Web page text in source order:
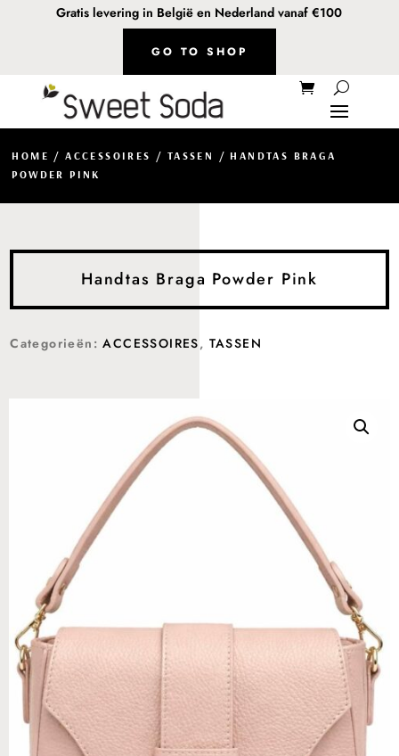
Gratis levering in België en Nederland vanaf €100
GO TO SHOP
HOME /ACCESSOIRES / TASSEN
/ HANDTAS BRAGA
POWDER PINK
Handtas Braga Powder Pink
Categorieën:ACCESSOIRES, TASSEN